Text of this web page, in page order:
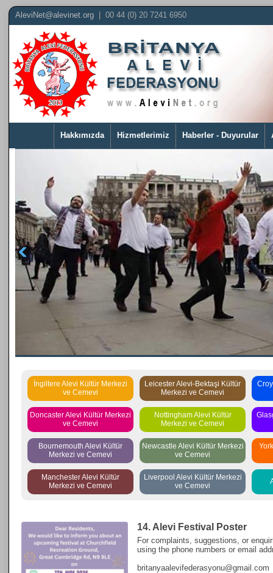
AleviNet@alevinet.org | 00 44 (0) 20 7241 6950
Hakkımızda Hizmetlerimiz Haberler - Duyurular
İngiltere Alevi Kültür Merkezi
ve Cemevi
Leicester Alevi-Bektaşi Kültür
Merkezi ve Cemevi
Doncaster Alevi Kültür Merkezi
ve Cemevi
Nottingham Alevi Kültür
Merkezi ve Cemevi
Bournemouth Alevi Kültür
Merkezi ve Cemevi
Newcastle Alevi Kültür Merkezi
ve Cemevi
Manchester Alevi Kültür
Merkezi ve Cemevi
Liverpool Alevi Kültür Merkezi
ve Cemevi
14. Alevi Festival Poster
For complaints, suggestions, or
using the phone numbers or email
britanyaalevifederasyonu@gmail.com